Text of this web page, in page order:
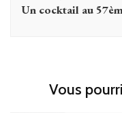
Un cocktail au
Vous